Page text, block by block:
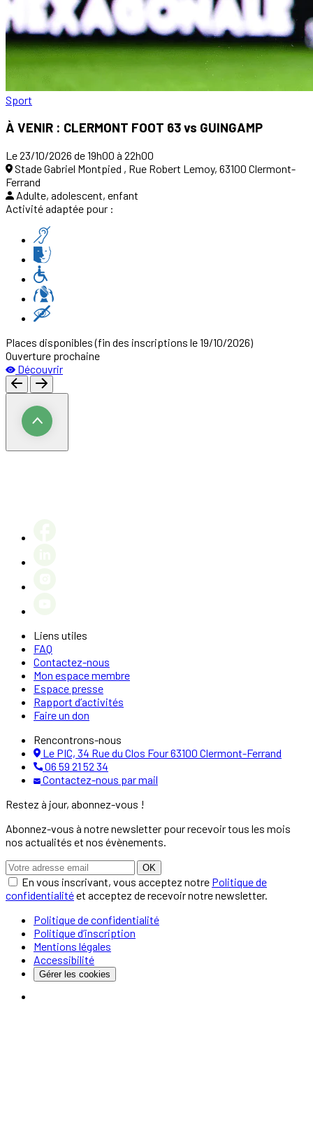
Sport
À VENIR : CLERMONT FOOT 63 vs GUINGAMP
Le 23/10/2026 de 19h00 à 22h00
Stade Gabriel Montpied , Rue Robert Lemoy, 63100 Clermont-
Ferrand
Adulte, adolescent, enfant
Activité adaptée pour :
Places disponibles(fin des inscriptions le 19/10/2026)
Ouverture prochaine
Découvrir
Liens utiles
FAQ
Contactez-nous
Mon espace membre
Espace presse
Rapport d’activités
Faire un don
Rencontrons-nous
Le PIC, 34 Rue du Clos Four 63100 Clermont-Ferrand
06 59 21 52 34
Contactez-nous par mail
Restez à jour, abonnez-vous !
Abonnez-vous à notre newsletter pour recevoir tous les mois
nos actualités et nos évènements.
OK
En vous inscrivant, vous acceptez notre Politique de
confidentialitéet acceptez de recevoir notre newsletter.
Politique de confidentialité
Politique d’inscription
Mentions légales
Accessibilité
Gérer les cookies